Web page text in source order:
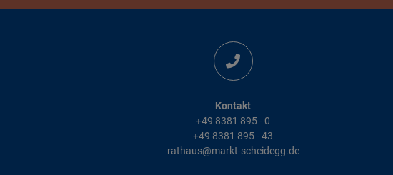
Kontakt
+49 8381 895 - 0
+49 8381 895 - 43
rathaus@markt-scheidegg.de